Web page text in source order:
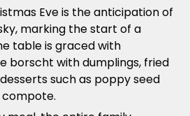
Eve is the anticipation of
marking the start of a
table is graced with
borscht with dumplings, fried
such as poppy seed